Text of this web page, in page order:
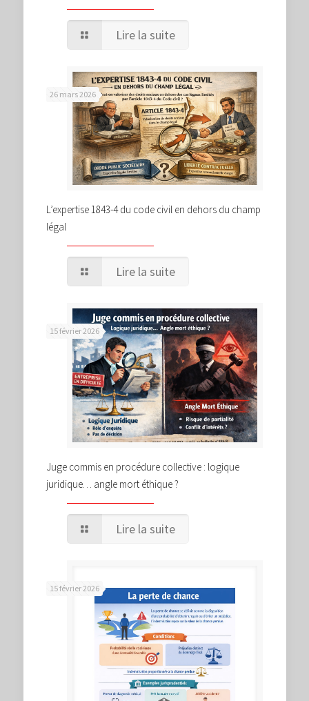
Lire la suite
26 mars 2026
L’expertise 1843-4 du code civil en dehors du champ
légal
Lire la suite
15 février 2026
Juge commis en procédure collective : logique
juridique… angle mort éthique ?
Lire la suite
15 février 2026